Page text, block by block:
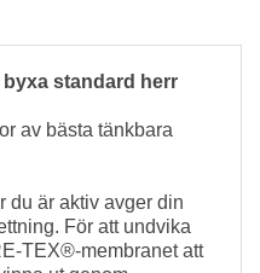
standard herr
av bästa tänkbara
du är aktiv avger din
För att undvika
TEX®-membranet att